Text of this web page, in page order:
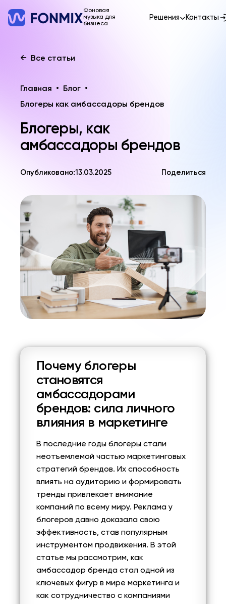
Фоновая
музыка для
бизнеса
Решения Контакты
← Все статьи
Главная • Блог •
Блогеры как амбассадоры брендов
Блогеры, как
амбассадоры брендов
Опубликовано:13.03.2025 Поделиться
Почему блогеры
становятся
амбассадорами
брендов: сила личного
влияния в маркетинге
В последние годы блогеры стали
неотъемлемой частью маркетинговых
стратегий брендов. Их способность
влиять на аудиторию и формировать
тренды привлекает внимание
компаний по всему миру. Реклама у
блогеров давно доказала свою
эффективность, став популярным
инструментом продвижения. В этой
статье мы рассмотрим, как
амбассадор бренда стал одной из
ключевых фигур в мире маркетинга и
как сотрудничество с компаниями